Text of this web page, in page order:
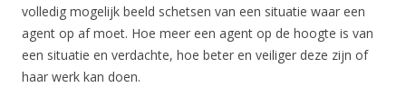
volledig mogelijk beeld schetsen van een situatie waar een
agent op af moet. Hoe meer een agent op de hoogte is van
een situatie en verdachte, hoe beter en veiliger deze zijn of
haar werk kan doen.